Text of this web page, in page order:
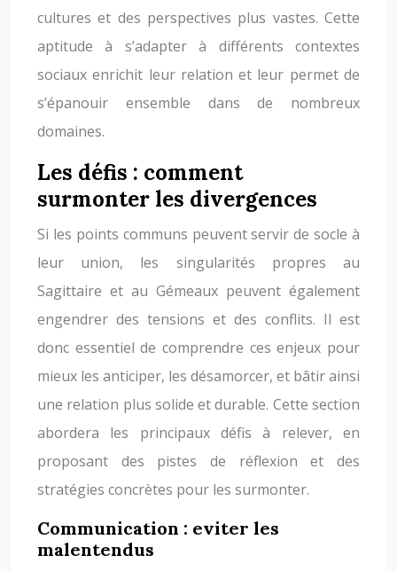
cultures et des perspectives plus vastes. Cette
aptitude à s’adapter à différents contextes
sociaux enrichit leur relation et leur permet de
s’épanouir ensemble dans de nombreux
domaines.
Les défis : comment
surmonter les divergences
Si les points communs peuvent servir de socle à
leur union, les singularités propres au
Sagittaire et au Gémeaux peuvent également
engendrer des tensions et des conflits. Il est
donc essentiel de comprendre ces enjeux pour
mieux les anticiper, les désamorcer, et bâtir ainsi
une relation plus solide et durable. Cette section
abordera les principaux défis à relever, en
proposant des pistes de réflexion et des
stratégies concrètes pour les surmonter.
Communication : eviter les
malentendus